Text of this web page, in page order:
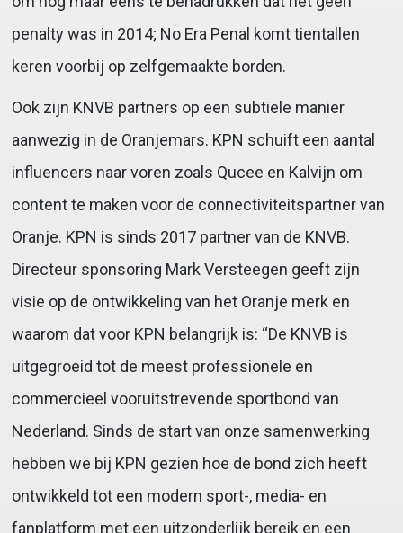
penalty was in 2014; No Era Penal komt tientallen
keren voorbij op zelfgemaakte borden.
Ook zijn KNVB partners op een subtiele manier
aanwezig in de Oranjemars. KPN schuift een aantal
influencers naar voren zoals Qucee en Kalvijn om
content te maken voor de connectiviteitspartner van
Oranje. KPN is sinds 2017 partner van de KNVB.
Directeur sponsoring Mark Versteegen geeft zijn
visie op de ontwikkeling van het Oranje merk en
waarom dat voor KPN belangrijk is: “De KNVB is
uitgegroeid tot de meest professionele en
commercieel vooruitstrevende sportbond van
Nederland. Sinds de start van onze samenwerking
hebben we bij KPN gezien hoe de bond zich heeft
ontwikkeld tot een modern sport-, media- en
fanplatform met een uitzonderlijk bereik en een